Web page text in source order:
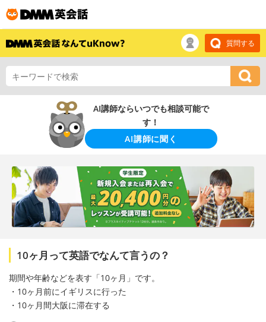
質問する
AI講師ならいつでも相談可能で
す！
AI講師に聞く
10ヶ月って英語でなんて言うの？
期間や年齢などを表す「10ヶ月」です。
・10ヶ月前にイギリスに行った
・10ヶ月間大阪に滞在する